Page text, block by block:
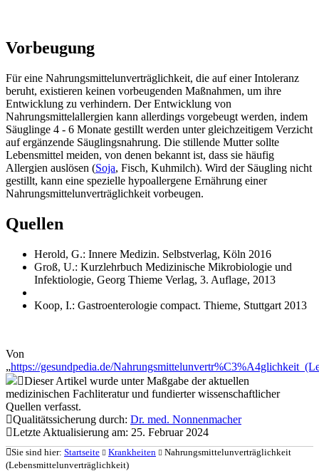
Vorbeugung
Für eine Nahrungsmittelunverträglichkeit, die auf einer Intoleranz
beruht, existieren keinen vorbeugenden Maßnahmen, um ihre
Entwicklung zu verhindern. Der Entwicklung von
Nahrungsmittelallergien kann allerdings vorgebeugt werden, indem
Säuglinge 4 - 6 Monate gestillt werden unter gleichzeitigem Verzicht
auf ergänzende Säuglingsnahrung. Die stillende Mutter sollte
Lebensmittel meiden, von denen bekannt ist, dass sie häufig
Allergien auslösen (Soja, Fisch, Kuhmilch). Wird der Säugling nicht
gestillt, kann eine spezielle hypoallergene Ernährung einer
Nahrungsmittelunverträglichkeit vorbeugen.
Quellen
Herold, G.: Innere Medizin. Selbstverlag, Köln 2016
Groß, U.: Kurzlehrbuch Medizinische Mikrobiologie und
Infektiologie, Georg Thieme Verlag, 3. Auflage, 2013
Koop, I.: Gastroenterologie compact. Thieme, Stuttgart 2013
Von
„https://gesundpedia.de/
Dieser Artikel wurde unter Maßgabe der aktuellen
medizinischen Fachliteratur und fundierter wissenschaftlicher
Quellen verfasst.
Qualitätssicherung durch: Dr. med. Nonnenmacher
Letzte Aktualisierung am: 25. Februar 2024
Sie sind hier: Startseite Krankheiten
Nahrungsmittelunverträglichkeit
(Lebensmittelunverträglichkeit)